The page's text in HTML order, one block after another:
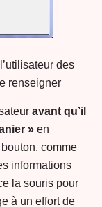
des
renseigner
avant qu’il
» en
comme
informations
la souris pour
à un effort de